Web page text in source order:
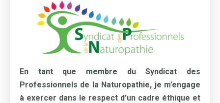
En tant que membre du Syndicat des
Professionnels de la Naturopathie, je m’engage
à exercer dans le respect d’un cadre éthique et